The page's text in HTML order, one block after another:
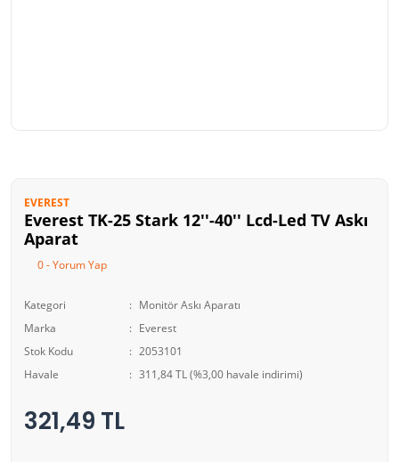
EVEREST
Everest TK-25 Stark 12''-40'' Lcd-Led TV Askı
Aparat
0 - Yorum Yap
Kategori
Monitör Askı Aparatı
Marka
Everest
Stok Kodu
2053101
Havale
311,84 TL (%3,00 havale indirimi)
321,49 TL